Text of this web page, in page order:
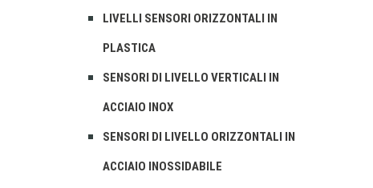
LIVELLI SENSORI ORIZZONTALI IN
PLASTICA
SENSORI DI LIVELLO VERTICALI IN
ACCIAIO INOX
SENSORI DI LIVELLO ORIZZONTALI IN
ACCIAIO INOSSIDABILE